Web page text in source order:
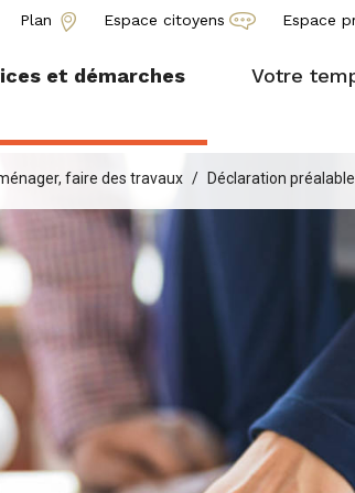
Plan Espace citoyens Espace
et démarches Votre
faire des travaux Déclaration préalable